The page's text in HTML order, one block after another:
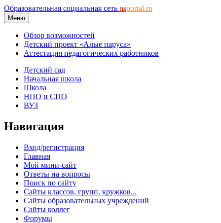
Образовательная социальная сеть nsportal.ru
Меню
Обзор возможностей
Детский проект «Алые паруса»
Аттестация педагогических работников
Детский сад
Начальная школа
Школа
НПО и СПО
ВУЗ
Навигация
Вход/регистрация
Главная
Мой мини-сайт
Ответы на вопросы
Поиск по сайту
Сайты классов, групп, кружков...
Сайты образовательных учреждений
Сайты коллег
Форумы